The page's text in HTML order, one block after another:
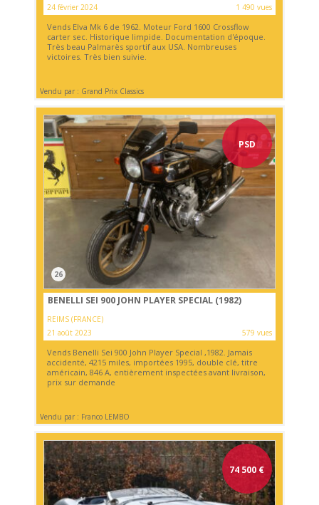
24 février 2024
1 490 vues
Vends Elva Mk 6 de 1962. Moteur Ford 1600 Crossflow
carter sec. Historique limpide. Documentation d'époque.
Très beau Palmarès sportif aux USA. Nombreuses
victoires. Très bien suivie.
Vendu par : Grand Prix Classics
PSD
26
BENELLI SEI 900 JOHN PLAYER SPECIAL (1982)
REIMS (FRANCE)
21 août 2023
579 vues
Vends Benelli Sei 900 John Player Special ,1982. Jamais
accidenté, 4215 miles, importées 1995, double clé, titre
américain, 846 A, entièrement inspectées avant livraison,
prix sur demande
Vendu par : Franco LEMBO
74 500 €